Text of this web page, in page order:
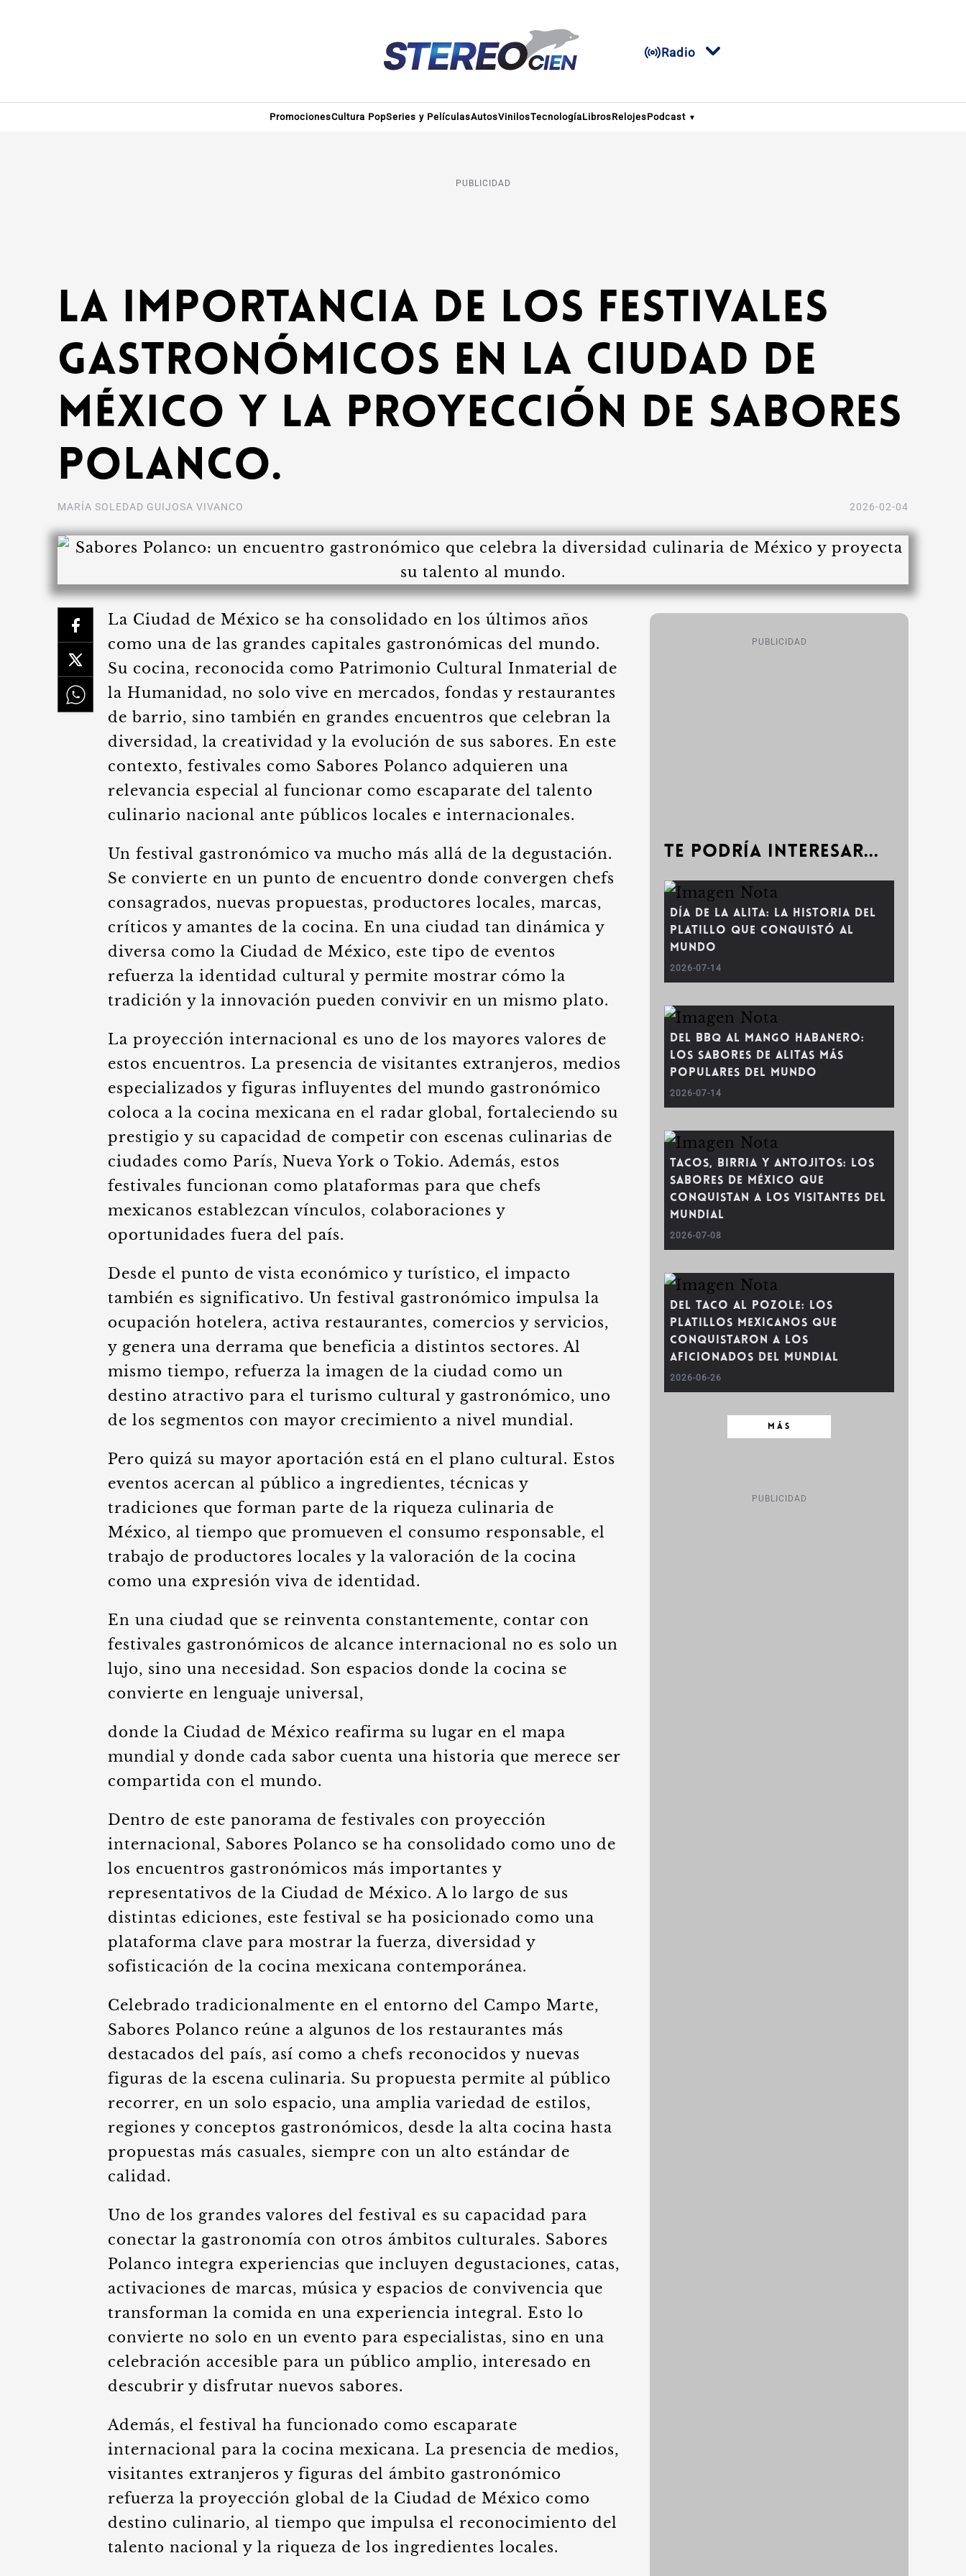
Radio
PromocionesCultura PopSeries y PelículasAutosVinilosTecnologíaLibrosRelojesPodcast
PUBLICIDAD
La importancia de los festivales
gastronómicos en la Ciudad de
México y la proyección de Sabores
Polanco.
MARÍA SOLEDAD GUIJOSA VIVANCO 2026-02-04
La Ciudad de México se ha consolidado en los últimos años
como una de las grandes capitales gastronómicas del mundo.
Su cocina, reconocida como Patrimonio Cultural Inmaterial de
la Humanidad, no solo vive en mercados, fondas y restaurantes
de barrio, sino también en grandes encuentros que celebran la
diversidad, la creatividad y la evolución de sus sabores. En este
contexto, festivales como Sabores Polanco adquieren una
relevancia especial al funcionar como escaparate del talento
culinario nacional ante públicos locales e internacionales.
Un festival gastronómico va mucho más allá de la degustación.
Se convierte en un punto de encuentro donde convergen chefs
consagrados, nuevas propuestas, productores locales, marcas,
críticos y amantes de la cocina. En una ciudad tan dinámica y
diversa como la Ciudad de México, este tipo de eventos
refuerza la identidad cultural y permite mostrar cómo la
tradición y la innovación pueden convivir en un mismo plato.
La proyección internacional es uno de los mayores valores de
estos encuentros. La presencia de visitantes extranjeros, medios
especializados y figuras influyentes del mundo gastronómico
coloca a la cocina mexicana en el radar global, fortaleciendo su
prestigio y su capacidad de competir con escenas culinarias de
ciudades como París, Nueva York o Tokio. Además, estos
festivales funcionan como plataformas para que chefs
mexicanos establezcan vínculos, colaboraciones y
oportunidades fuera del país.
Desde el punto de vista económico y turístico, el impacto
también es significativo. Un festival gastronómico impulsa la
ocupación hotelera, activa restaurantes, comercios y servicios,
y genera una derrama que beneficia a distintos sectores. Al
mismo tiempo, refuerza la imagen de la ciudad como un
destino atractivo para el turismo cultural y gastronómico, uno
de los segmentos con mayor crecimiento a nivel mundial.
Pero quizá su mayor aportación está en el plano cultural. Estos
eventos acercan al público a ingredientes, técnicas y
tradiciones que forman parte de la riqueza culinaria de
México, al tiempo que promueven el consumo responsable, el
trabajo de productores locales y la valoración de la cocina
como una expresión viva de identidad.
En una ciudad que se reinventa constantemente, contar con
festivales gastronómicos de alcance internacional no es solo un
lujo, sino una necesidad. Son espacios donde la cocina se
convierte en lenguaje universal,
donde la Ciudad de México reafirma su lugar en el mapa
mundial y donde cada sabor cuenta una historia que merece ser
compartida con el mundo.
Dentro de este panorama de festivales con proyección
internacional, Sabores Polanco se ha consolidado como uno de
los encuentros gastronómicos más importantes y
representativos de la Ciudad de México. A lo largo de sus
distintas ediciones, este festival se ha posicionado como una
plataforma clave para mostrar la fuerza, diversidad y
sofisticación de la cocina mexicana contemporánea.
Celebrado tradicionalmente en el entorno del Campo Marte,
Sabores Polanco reúne a algunos de los restaurantes más
destacados del país, así como a chefs reconocidos y nuevas
figuras de la escena culinaria. Su propuesta permite al público
recorrer, en un solo espacio, una amplia variedad de estilos,
regiones y conceptos gastronómicos, desde la alta cocina hasta
propuestas más casuales, siempre con un alto estándar de
calidad.
Uno de los grandes valores del festival es su capacidad para
conectar la gastronomía con otros ámbitos culturales. Sabores
Polanco integra experiencias que incluyen degustaciones, catas,
activaciones de marcas, música y espacios de convivencia que
transforman la comida en una experiencia integral. Esto lo
convierte no solo en un evento para especialistas, sino en una
celebración accesible para un público amplio, interesado en
descubrir y disfrutar nuevos sabores.
Además, el festival ha funcionado como escaparate
internacional para la cocina mexicana. La presencia de medios,
visitantes extranjeros y figuras del ámbito gastronómico
refuerza la proyección global de la Ciudad de México como
destino culinario, al tiempo que impulsa el reconocimiento del
talento nacional y la riqueza de los ingredientes locales.
PUBLICIDAD
Te podría interesar...
Día de la Alita: la historia del
platillo que conquistó al
mundo
2026-07-14
Del BBQ al mango habanero:
los sabores de alitas más
populares del mundo
2026-07-14
Tacos, birria y antojitos: los
sabores de México que
conquistan a los visitantes del
Mundial
2026-07-08
Del taco al pozole: los
platillos mexicanos que
conquistaron a los
aficionados del Mundial
2026-06-26
MÁS
PUBLICIDAD